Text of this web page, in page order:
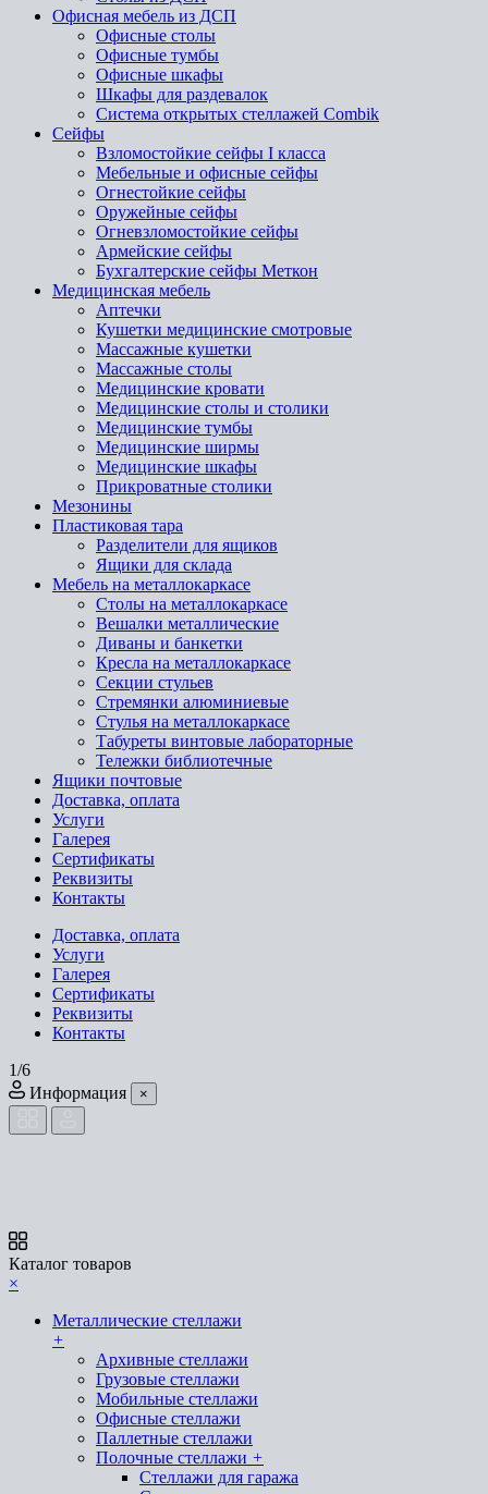
Офисная мебель из ДСП
Офисные столы
Офисные тумбы
Офисные шкафы
Шкафы для раздевалок
Система открытых стеллажей Combik
Сейфы
Взломостойкие сейфы I класса
Мебельные и офисные сейфы
Огнестойкие сейфы
Оружейные сейфы
Огневзломостойкие сейфы
Армейские сейфы
Бухгалтерские сейфы Меткон
Медицинская мебель
Аптечки
Кушетки медицинские смотровые
Массажные кушетки
Массажные столы
Медицинские кровати
Медицинские столы и столики
Медицинские тумбы
Медицинские ширмы
Медицинские шкафы
Прикроватные столики
Мезонины
Пластиковая тара
Разделители для ящиков
Ящики для склада
Мебель на металлокаркасе
Cтолы на металлокаркасе
Вешалки металлические
Диваны и банкетки
Кресла на металлокаркасе
Секции стульев
Стремянки алюминиевые
Стулья на металлокаркасе
Табуреты винтовые лабораторные
Тележки библиотечные
Ящики почтовые
Доставка, оплата
Услуги
Галерея
Сертификаты
Реквизиты
Контакты
Доставка, оплата
Услуги
Галерея
Сертификаты
Реквизиты
Контакты
1/6
Информация
×
Каталог товаров
×
Металлические стеллажи
+
Архивные стеллажи
Грузовые стеллажи
Мобильные стеллажи
Офисные стеллажи
Паллетные стеллажи
Полочные стеллажи +
Стеллажи для гаража